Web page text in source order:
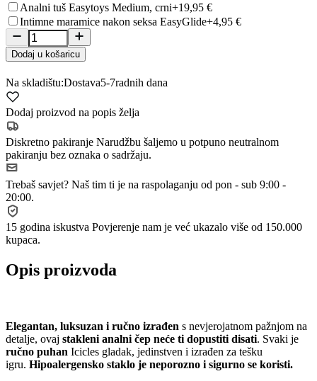
Analni tuš Easytoys Medium, crni+19,95 €
Intimne maramice nakon seksa EasyGlide+4,95 €
Dodaj u košaricu
Na skladištu:Dostava5-7radnih dana
Dodaj proizvod na popis želja
Diskretno pakiranje Narudžbu šaljemo u potpuno neutralnom
pakiranju bez oznaka o sadržaju.
Trebaš savjet? Naš tim ti je na raspolaganju od pon - sub 9:00 -
20:00.
15 godina iskustva Povjerenje nam je već ukazalo više od 150.000
kupaca.
Opis proizvoda
Elegantan, luksuzan i ručno izrađen s nevjerojatnom pažnjom na
detalje, ovaj stakleni analni čep neće ti dopustiti disati. Svaki je
ručno puhan Icicles gladak, jedinstven i izrađen za tešku
igru. Hipoalergensko staklo je neporozno i sigurno se koristi.